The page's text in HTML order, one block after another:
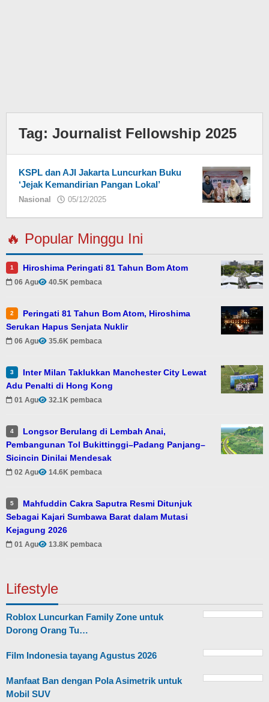
Tag: Journalist Fellowship 2025
KSPL dan AJI Jakarta Luncurkan Buku
‘Jejak Kemandirian Pangan Lokal’
Nasional 05/12/2025
🔥 Popular Minggu Ini
1 Hiroshima Peringati 81 Tahun Bom Atom
06 Agu 40.5K pembaca
2
Peringati 81 Tahun Bom Atom, Hiroshima
Serukan Hapus Senjata Nuklir
06 Agu 35.6K pembaca
3
Inter Milan Taklukkan Manchester City Lewat
Adu Penalti di Hong Kong
01 Agu 32.1K pembaca
4
Longsor Berulang di Lembah Anai,
Pembangunan Tol Bukittinggi–Padang Panjang–
Sicincin Dinilai Mendesak
02 Agu 14.6K pembaca
5
Mahfuddin Cakra Saputra Resmi Ditunjuk
Sebagai Kajari Sumbawa Barat dalam Mutasi
Kejagung 2026
01 Agu 13.8K pembaca
Lifestyle
Roblox Luncurkan Family Zone untuk
Dorong Orang Tu…
Film Indonesia tayang Agustus 2026
Manfaat Ban dengan Pola Asimetrik untuk
Mobil SUV